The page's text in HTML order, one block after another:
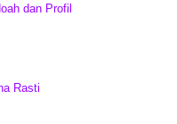
dan Profil
Rasti